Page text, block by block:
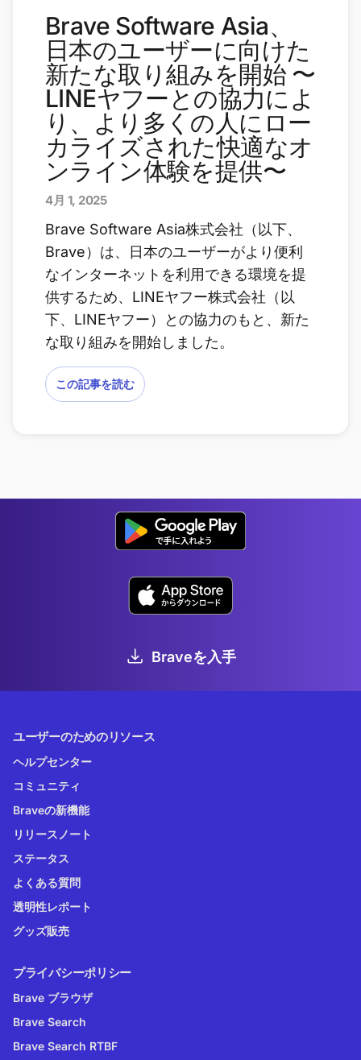
Brave Software Asia、
日本のユーザーに向けた
新たな取り組みを開始 〜
LINEヤフーとの協力によ
り、より多くの人にロー
カライズされた快適なオ
ンライン体験を提供〜
4月 1, 2025
Brave Software Asia株式会社（以下、
Brave）は、日本のユーザーがより便利
なインターネットを利用できる環境を提
供するため、LINEヤフー株式会社（以
下、LINEヤフー）との協力のもと、新た
な取り組みを開始しました。
この記事を読む
Braveを入手
ユーザーのためのリソース
ヘルプセンター
コミュニティ
Braveの新機能
リリースノート
ステータス
よくある質問
透明性レポート
グッズ販売
プライバシーポリシー
Brave ブラウザ
Brave Search
Brave Search RTBF